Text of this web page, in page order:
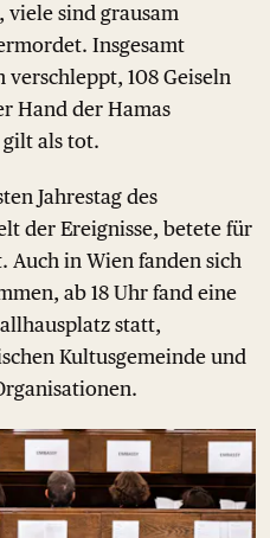
viele sind grausam
Insgesamt
verschleppt, 108 Geiseln
Hand der Hamas
als tot.
Jahrestag des
der Ereignisse, betete für
Auch in Wien fanden sich
ab 18 Uhr fand eine
statt,
Kultusgemeinde und